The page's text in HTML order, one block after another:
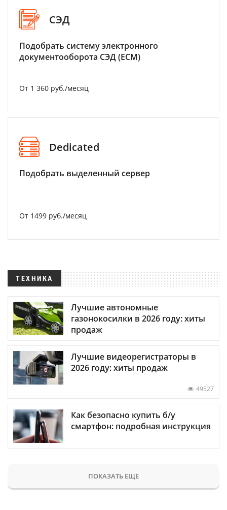
СЭД
Подобрать систему электронного
документооборота СЭД (ECM)
От 1 360 руб./месяц
Dedicated
Подобрать выделенный сервер
От 1499 руб./месяц
ТЕХНИКА
Лучшие автономные
газонокосилки в 2026 году: хиты
продаж
Лучшие видеорегистраторы в
2026 году: хиты продаж
49527
Как безопасно купить б/у
смартфон: подробная инструкция
ПОКАЗАТЬ ЕЩЕ